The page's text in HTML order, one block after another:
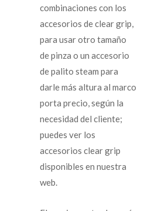
combinaciones con los
accesorios de clear grip,
para usar otro tamaño
de pinza o un accesorio
de palito steam para
darle más altura al marco
porta precio, según la
necesidad del cliente;
puedes ver los
accesorios clear grip
disponibles en nuestra
web.